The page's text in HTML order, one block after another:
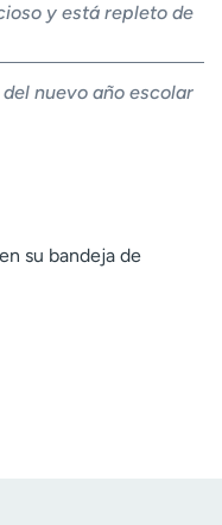
y está repleto de
nuevo año escolar
su bandeja de